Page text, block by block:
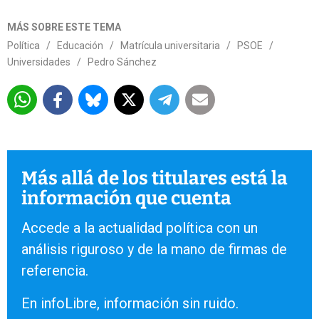
MÁS SOBRE ESTE TEMA
Política
/ Educación / Matrícula universitaria / PSOE
/
Universidades
/ Pedro Sánchez
Más allá de los titulares está la
información que cuenta
Accede a la actualidad política con un
análisis riguroso y de la mano de firmas de
referencia.
En infoLibre, información sin ruido.